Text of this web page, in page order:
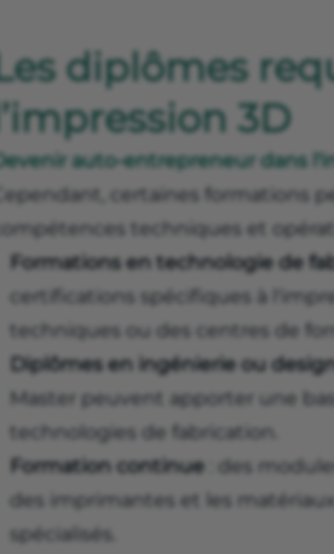
diplômes
3D
auto-entrepreneur dans
certaines formations
techniques et
Formations en technologie de
certifications spécifiques à
techniques ou des centres de
Diplômes en ingénierie ou
Master peuvent apporter une
technologies de fabrication.
Formation continue : des
des imprimantes et les
spécialisés.